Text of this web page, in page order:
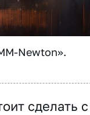
Newton».
сделать с